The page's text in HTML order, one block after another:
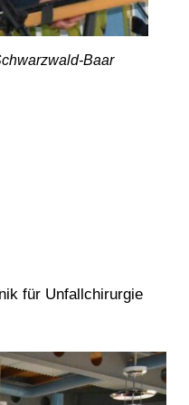
Baar
für Unfallchirurgie